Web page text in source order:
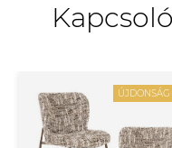
ÚJDONSÁG